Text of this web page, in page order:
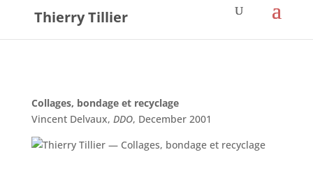
Thierry Tillier
Collages, bondage et recyclage
Vincent Delvaux, DDO, December 2001